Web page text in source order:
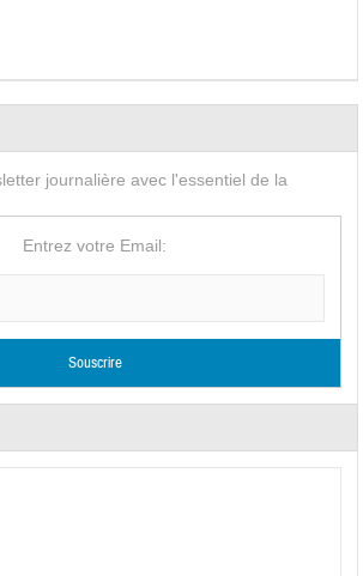
journalière avec l'essentiel de la
Entrez votre Email: